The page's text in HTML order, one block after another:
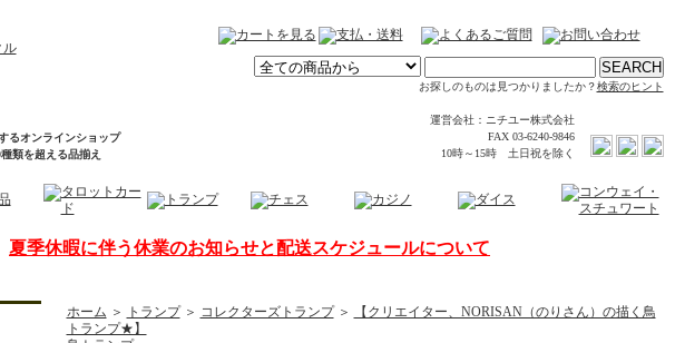
お探しのものは見つかりましたか？検索のヒント
運営会社：ニチユー株式会社
FAX 03-6240-9846
10時～15時 土日祝を除く
るオンラインショップ
類を超える品揃え
夏季休暇に伴う休業のお知らせと配送スケジュールについて
ホーム ＞ トランプ＞ コレクターズトランプ＞
【クリエイター、NORISAN（のりさん）の描く鳥
トランプ★】